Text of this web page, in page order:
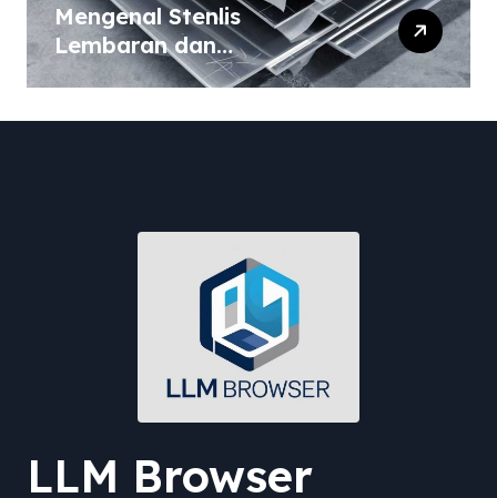
Mengenal Stenlis
Lembaran dan
Komposisinya
LLM Browser